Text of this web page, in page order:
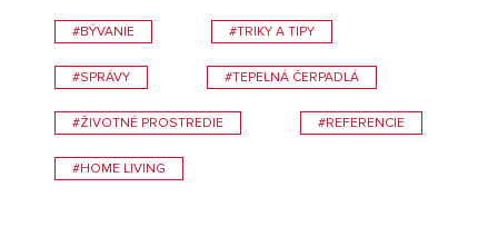
#BÝVANIE #TRIKY A TIPY
#SPRÁVY #TEPELNÁ ČERPADLÁ
#ŽIVOTNÉ PROSTREDIE #REFERENCIE
#HOME LIVING